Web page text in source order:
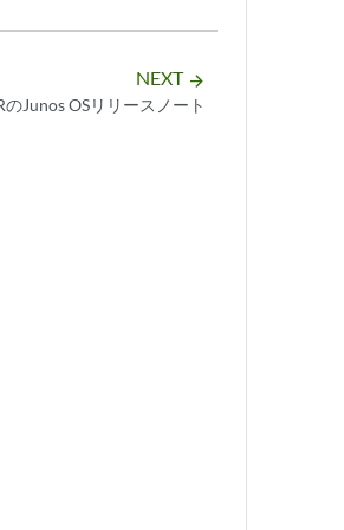
NEXT arrow_forward
のJunos OSリリースノート